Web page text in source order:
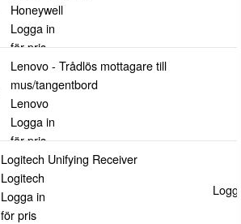
Honeywell
Logga in
för pris
Lenovo - Trådlös mottagare till
mus/tangentbord
Lenovo
Logga in
för pris
Logitech Unifying Receiver
Logitech
Logga in
för pris